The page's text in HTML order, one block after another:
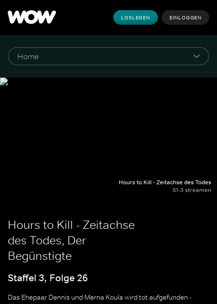
LOSLEGEN EINLOGGEN
Hours to Kill - Zeitachse des Todes
S1-3 streamen
Hours to Kill - Zeitachse
des Todes, Der
Begünstigte
Staffel 3, Folge 26
Das Ehepaar Dennis und Merna Koula wird tot aufgefunden -